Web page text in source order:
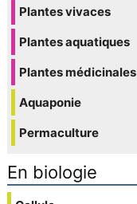
Plantes vivaces
Plantes aquatiques
Plantes médicinales
Aquaponie
Permaculture
En biologie